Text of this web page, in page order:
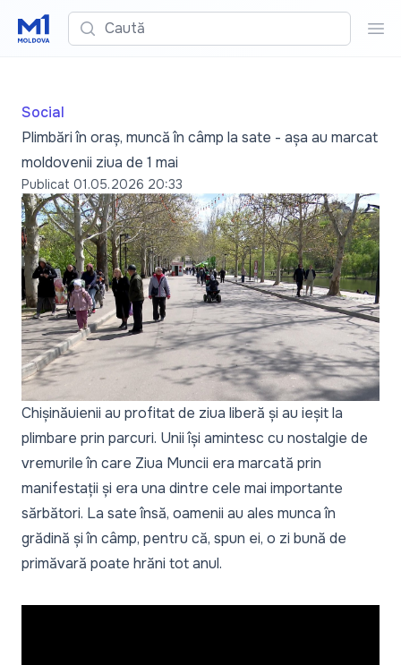
Caută
Social
Plimbări în oraș, muncă în câmp la sate - așa au marcat
moldovenii ziua de 1 mai
Publicat 01.05.2026 20:33
Chișinăuienii au profitat de ziua liberă și au ieșit la
plimbare prin parcuri. Unii își amintesc cu nostalgie de
vremurile în care Ziua Muncii era marcată prin
manifestații și era una dintre cele mai importante
sărbători. La sate însă, oamenii au ales munca în
grădină și în câmp, pentru că, spun ei, o zi bună de
primăvară poate hrăni tot anul.